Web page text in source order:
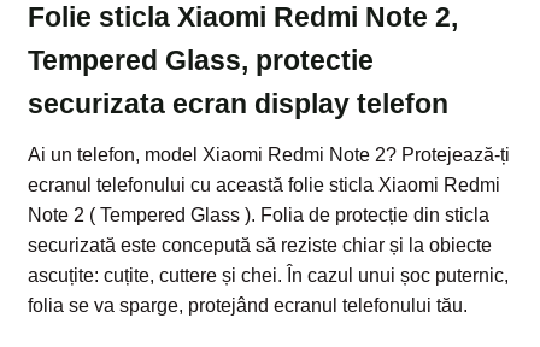
Folie sticla Xiaomi Redmi Note 2,
Tempered Glass, protectie
securizata ecran display telefon
Ai un telefon, model Xiaomi Redmi Note 2? Protejează-ți
ecranul telefonului cu această folie sticla Xiaomi Redmi
Note 2 ( Tempered Glass ). Folia de protecție din sticla
securizată este concepută să reziste chiar și la obiecte
ascuțite: cuțite, cuttere și chei. În cazul unui șoc puternic,
folia se va sparge, protejând ecranul telefonului tău.